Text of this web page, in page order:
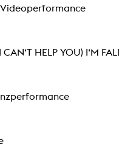
Videoperformance
CAN‘T HELP YOU) I‘M